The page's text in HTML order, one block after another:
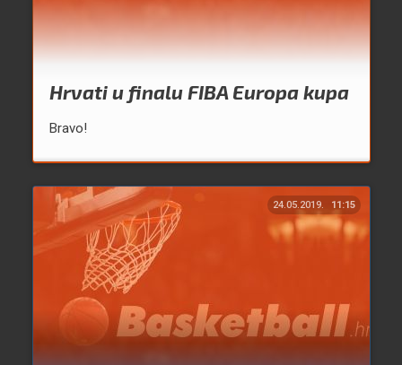
Hrvati u finalu FIBA Europa kupa
Bravo!
24.05.2019. 11:15